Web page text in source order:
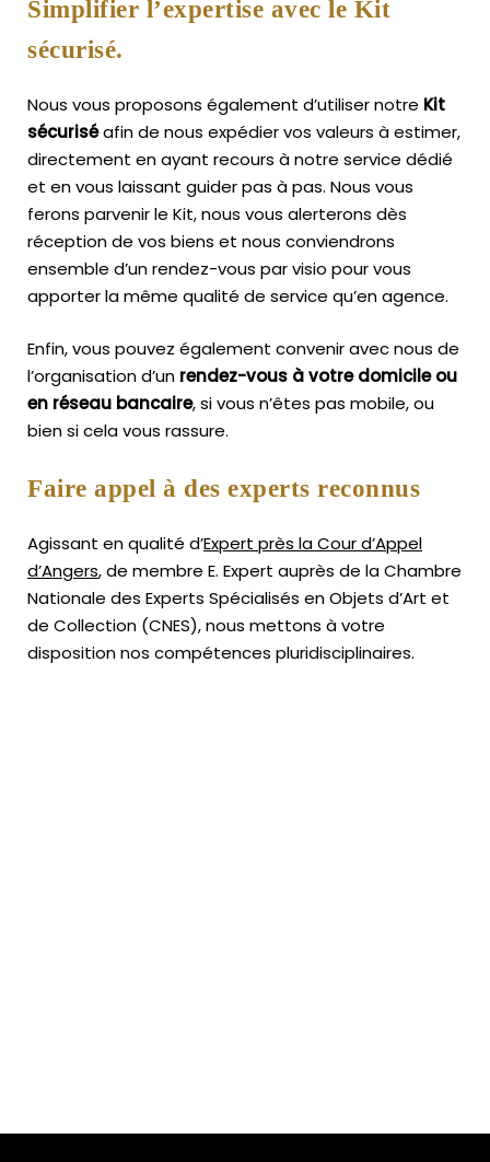
Simplifier l’expertise avec le Kit
sécurisé.
Nous vous proposons également d’utiliser notre Kit
sécuriséafin de nous expédier vos valeurs à estimer,
directement en ayant recours à notre service dédié
et en vous laissant guider pas à pas. Nous vous
ferons parvenir le Kit, nous vous alerterons dès
réception de vos biens et nous conviendrons
ensemble d’un rendez-vous par visio pour vous
apporter la même qualité de service qu’en agence.
Enfin, vous pouvez également convenir avec nous de
l’organisation d’un rendez-vous à votre domicile ou
en réseau bancaire, si vous n’êtes pas mobile, ou
bien si cela vous rassure.
Faire appel à des experts reconnus
Agissant en qualité d’Expert près la Cour d’Appel
d’Angers, de membre E. Expert auprès de laChambre
Nationale des Experts Spécialisés en Objets d’Art et
de Collection (CNES),nous mettons à votre
disposition nos compétences pluridisciplinaires.